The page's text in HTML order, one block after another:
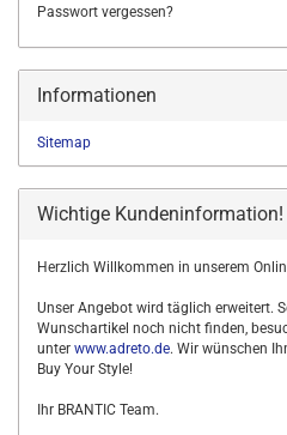
Passwort vergessen?
Informationen
Sitemap
Wichtige Kundeninformation!
Herzlich Willkommen in unserem
Unser Angebot wird täglich erweitert.
Wunschartikel noch nicht finden,
unter www.adreto.de. Wir wünschen
Buy Your Style!
Ihr BRANTIC Team.